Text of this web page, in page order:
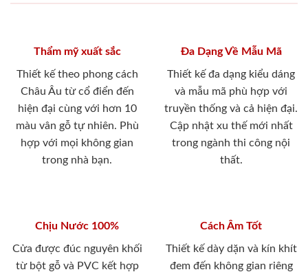
Thẩm mỹ xuất sắc
Thiết kế theo phong cách
Châu Âu từ cổ điển đến
hiện đại cùng với hơn 10
màu vân gỗ tự nhiên. Phù
hợp với mọi không gian
trong nhà bạn.
Đa Dạng Về Mẫu Mã
Thiết kế đa dạng kiểu dáng
và mẫu mã phù hợp với
truyền thống và cả hiện đại.
Cập nhật xu thế mới nhất
trong ngành thi công nội
thất.
Chịu Nước 100%
Cửa được đúc nguyên khối
từ bột gỗ và PVC kết hợp
Cách Âm Tốt
Thiết kế dày dặn và kín khít
đem đến không gian riêng